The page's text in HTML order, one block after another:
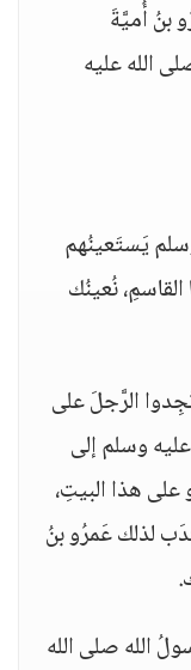
بنُ أُميَّةَ
الله عليه
يَستَعينُهم
القاسمِ، نُعينُك
الرَّجلَ على
وسلم إلى
هذا البيتِ،
لذلك عَمرُو بنُ
الله صلى الله